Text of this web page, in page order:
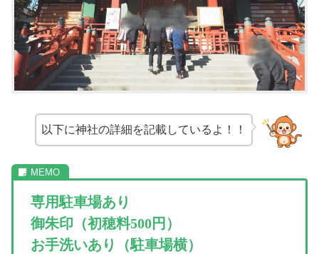
以下に神社の詳細を記載しているよ！！
専用駐車場あり
御朱印（初穂料500円）
お手洗いあり（駐車場横）